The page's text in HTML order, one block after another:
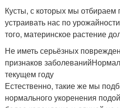
Кусты, с которых мы отбираем
устраивать нас по
того, материнское растение
Не иметь серьёзных
признаков
текущем году
Естественно, такие же мы
нормального укоренения